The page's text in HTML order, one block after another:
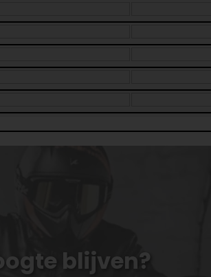
blijven?